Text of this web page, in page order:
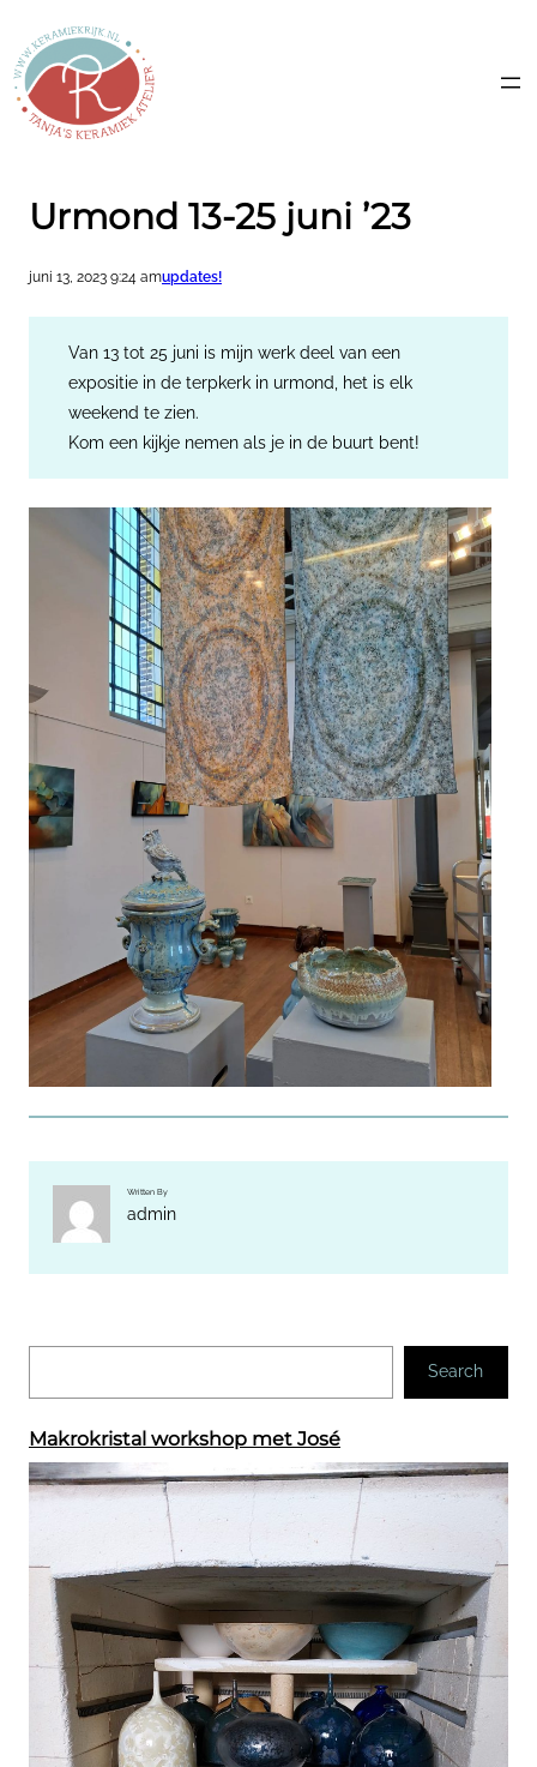
de
inhoud
Urmond 13-25 juni ’23
juni 13, 2023 9:24 amupdates!
Van 13 tot 25 juni is mijn werk deel van een
expositie in de terpkerk in urmond, het is elk
weekend te zien.
Kom een kijkje nemen als je in de buurt bent!
Written By
admin
k
n
Search
Makrokristal workshop met José